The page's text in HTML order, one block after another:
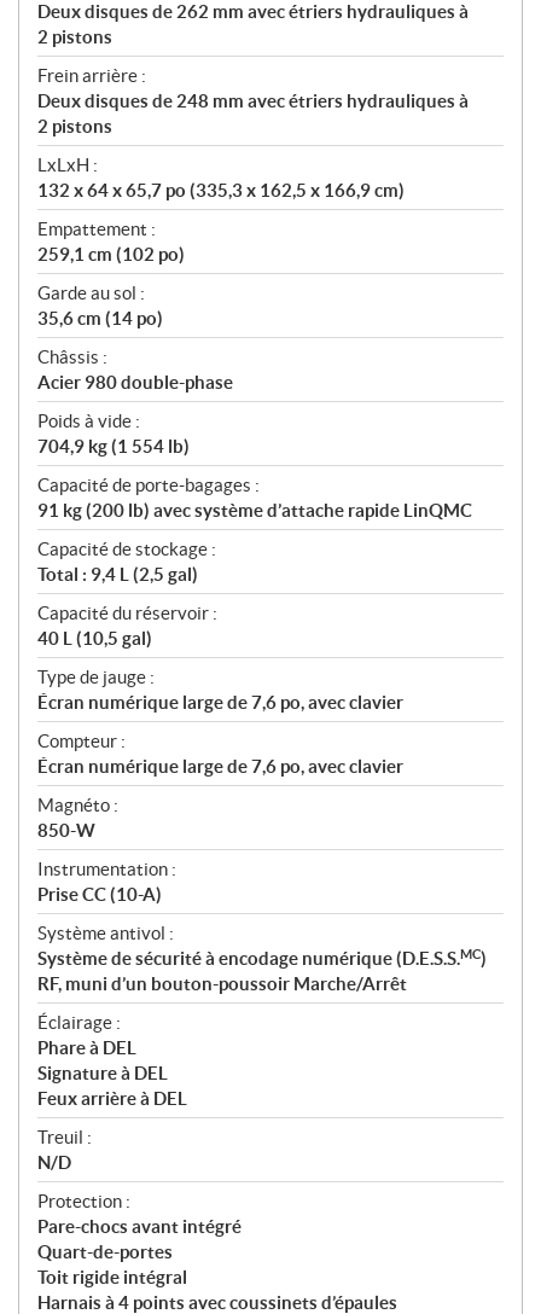
Deux disques de 262 mm avec étriers hydrauliques à
2 pistons
Frein arrière :
Deux disques de 248 mm avec étriers hydrauliques à
2 pistons
LxLxH :
132 x 64 x 65,7 po (335,3 x 162,5 x 166,9 cm)
Empattement :
259,1 cm (102 po)
Garde au sol :
35,6 cm (14 po)
Châssis :
Acier 980 double-phase
Poids à vide :
704,9 kg (1 554 lb)
Capacité de porte-bagages :
91 kg (200 lb) avec système d’attache rapide LinQMC
Capacité de stockage :
Total : 9,4 L (2,5 gal)
Capacité du réservoir :
40 L (10,5 gal)
Type de jauge :
Écran numérique large de 7,6 po, avec clavier
Compteur :
Écran numérique large de 7,6 po, avec clavier
Magnéto :
850-W
Instrumentation :
Prise CC (10-A)
Système antivol :
Système de sécurité à encodage numérique (D.E.S.S.MC)
RF, muni d’un bouton-poussoir Marche/Arrêt
Éclairage :
Phare à DEL
Signature à DEL
Feux arrière à DEL
Treuil :
N/D
Protection :
Pare-chocs avant intégré
Quart-de-portes
Toit rigide intégral
Harnais à 4 points avec coussinets d’épaules